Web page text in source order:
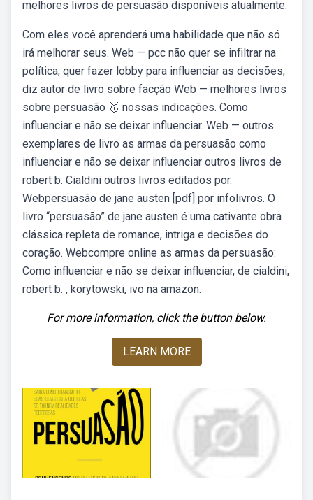
melhores livros de persuasão disponíveis atualmente.
Com eles você aprenderá uma habilidade que não só
irá melhorar seus. Web — pcc não quer se infiltrar na
política, quer fazer lobby para influenciar as decisões,
diz autor de livro sobre facção Web — melhores livros
sobre persuasão 🥇 nossas indicações. Como
influenciar e não se deixar influenciar. Web — outros
exemplares de livro as armas da persuasão como
influenciar e não se deixar influenciar outros livros de
robert b. Cialdini outros livros editados por.
Webpersuasão de jane austen [pdf] por infolivros. O
livro “persuasão” de jane austen é uma cativante obra
clássica repleta de romance, intriga e decisões do
coração. Webcompre online as armas da persuasão:
Como influenciar e não se deixar influenciar, de cialdini,
robert b. , korytowski, ivo na amazon.
For more information, click the button below.
LEARN MORE